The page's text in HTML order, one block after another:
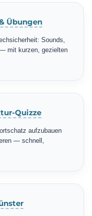
Übungen
Sounds,
mit kurzen, gezielten
Quizze
aufzubauen
— schnell,